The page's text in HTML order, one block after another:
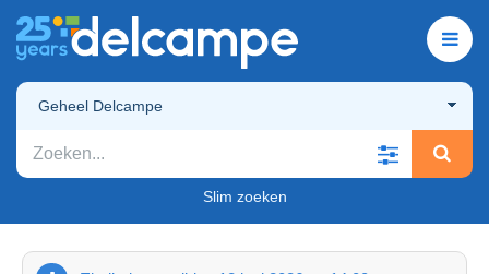
Geheel Delcampe
Slim zoeken